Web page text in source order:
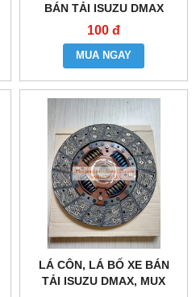
BÁN TẢI ISUZU DMAX
100 đ
MUA NGAY
LÁ CÔN, LÁ BỐ XE BÁN
TẢI ISUZU DMAX, MUX